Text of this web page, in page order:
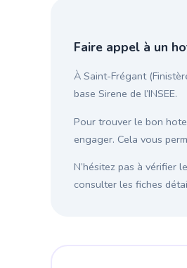
Faire appel à un
À Saint-Frégant
base Sirene de l’INSEE.
Pour trouver le bon
engager. Cela vous
N’hésitez pas à vérifier
consulter les fiches